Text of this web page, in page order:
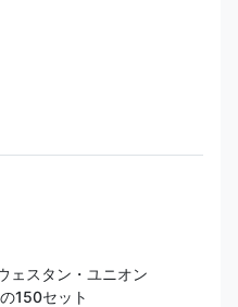
ェスタン・ユニオン
150セット